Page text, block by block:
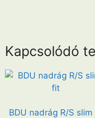
Kapcsolódó
BDU nadrág R/S